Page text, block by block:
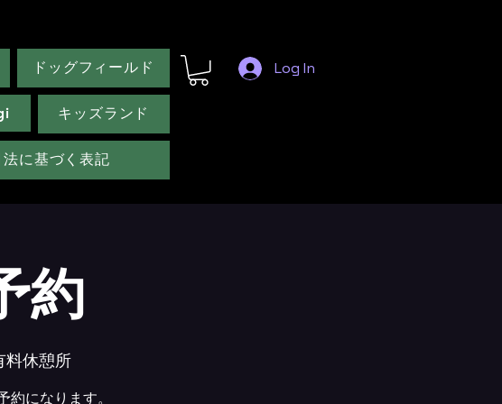
ドッグフィールド
キッズランド
に基づく表記
Log In
約
休憩所
になります。